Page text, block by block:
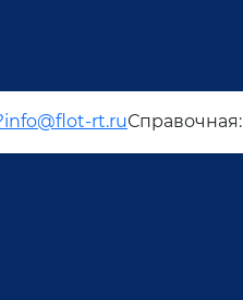
info@flot-rt.ruСправочная: